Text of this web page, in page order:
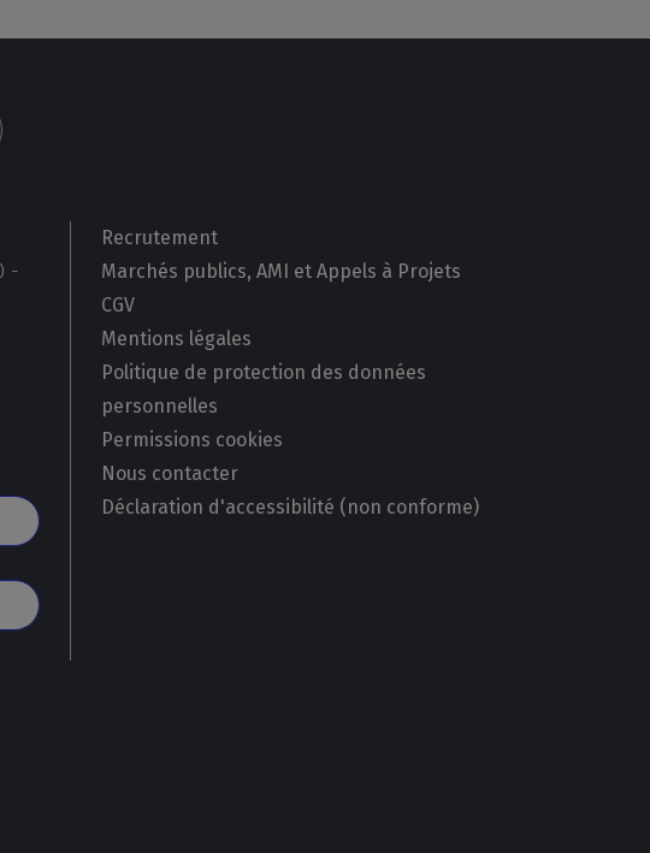
-
Recrutement
Marchés publics, AMI et Appels à Projets
CGV
Mentions légales
Politique de protection des données
personnelles
Permissions cookies
Nous contacter
Déclaration d'accessibilité (non conforme)